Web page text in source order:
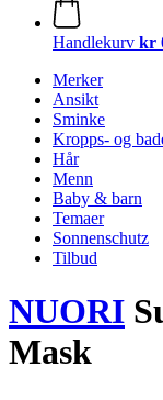
Handlekurv kr
Merker
Ansikt
Sminke
Kropps- og
Hår
Menn
Baby & barn
Temaer
Sonnenschutz
Tilbud
NUORI
Mask